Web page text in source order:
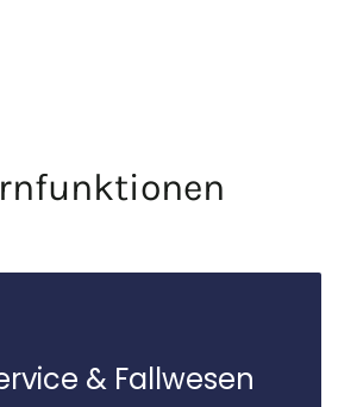
& Fallwesen